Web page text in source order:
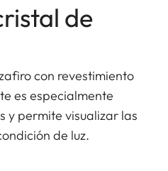
de
con revestimiento
es especialmente
y permite visualizar las
de luz.